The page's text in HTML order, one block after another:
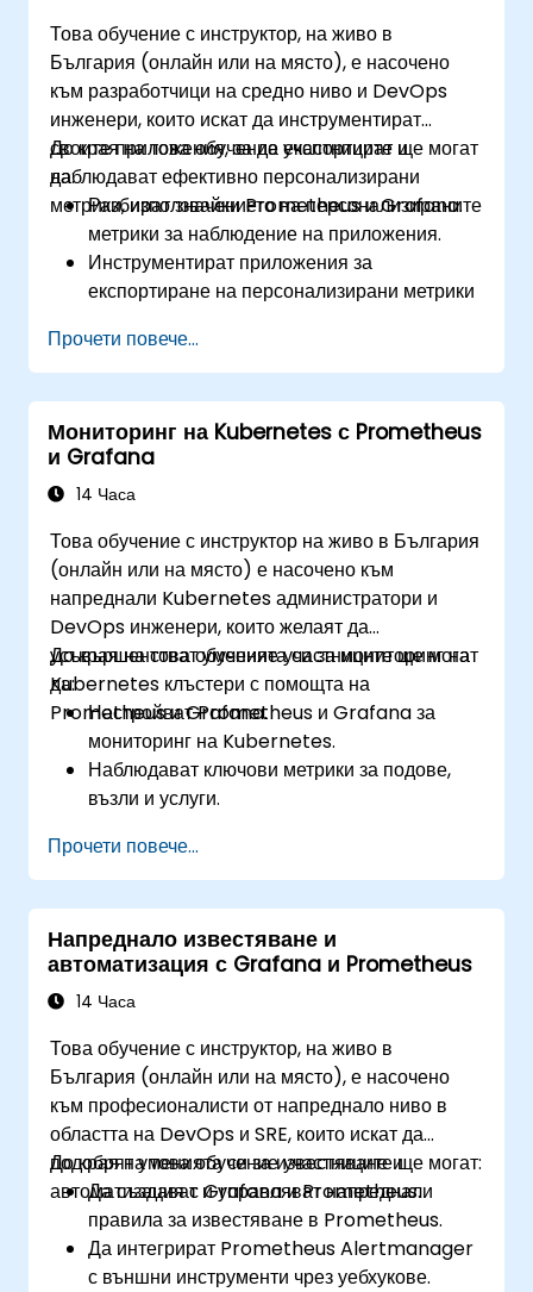
Това обучение с инструктор, на живо в
България (онлайн или на място), е насочено
към разработчици на средно ниво и DevOps
инженери, които искат да инструментират
своите приложения, за да експортират и
наблюдават ефективно персонализирани
метрики, използвайки Prometheus и Grafana.
До края на това обучение участниците ще могат
да:
Разбират значението на персонализираните
метрики за наблюдение на приложения.
Инструментират приложения за
експортиране на персонализирани метрики
Създават и конфигурират табла в Grafana
за визуализиране на персонализирани
метрики.
Прилагат най-добри практики за
интегриране на наблюдението в жизнения
цикъл на разработката.
Прочети повече...
Мониторинг на Kubernetes с Prometheus
и Grafana
14 Часа
Това обучение с инструктор на живо в България
(онлайн или на място) е насочено към
напреднали Kubernetes администратори и
DevOps инженери, които желаят да
усъвършенстват уменията си за мониторинг на
Kubernetes клъстери с помощта на
Prometheus и Grafana.
До края на това обучение участниците ще могат
да:
Настройват Prometheus и Grafana за
мониторинг на Kubernetes.
Наблюдават ключови метрики за подове,
възли и услуги.
на изправността и производителността на
клъстера.
Прилагат стратегии за известяване за
проактивно разрешаване на проблеми.
Прилагат най-добри практики за
мащабиране на решения за мониторинг в
Прочети повече...
Напреднало известяване и
автоматизация с Grafana и Prometheus
14 Часа
Това обучение с инструктор, на живо в
България (онлайн или на място), е насочено
към професионалисти от напреднало ниво в
областта на DevOps и SRE, които искат да
подобрят уменията си за известяване и
автоматизация с Grafana и Prometheus.
До края на това обучение участниците ще могат:
Да създават и управляват напреднали
правила за известяване в Prometheus.
Да интегрират Prometheus Alertmanager
с външни инструменти чрез уебхукове.